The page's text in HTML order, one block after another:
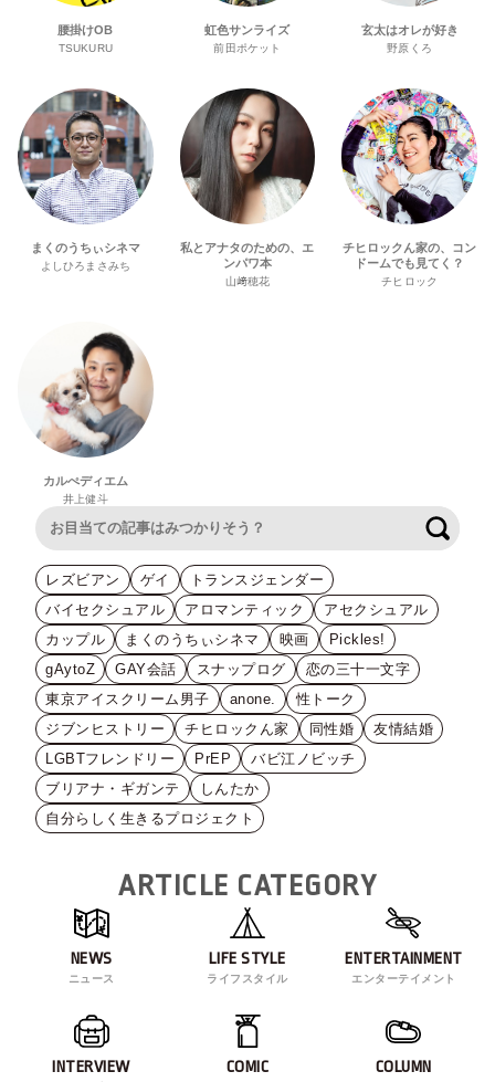
腰掛けOB
TSUKURU
虹色サンライズ
前田ポケット
玄太はオレが好き
野原くろ
まくのうちぃシネマ
よしひろまさみち
私とアナタのための、エ
ンパワ本
山﨑穂花
チヒロックん家の、コン
ドームでも見てく？
チヒロック
カルぺディエム
井上健斗
レズビアン ゲイ
トランスジェンダー
バイセクシュアル
アロマンティック
アセクシュアル
カップル
まくのうちぃシネマ 映画
Pickles!
gAytoZ
GAY会話 スナップログ
恋の三十一文字
東京アイスクリーム男子
anone.
性トーク
ジブンヒストリー
チヒロックん家 同性婚
友情結婚
LGBTフレンドリー
PrEP
バビ江ノビッチ
ブリアナ・ギガンテ
しんたか
自分らしく生きるプロジェクト
ARTICLE CATEGORY
NEWS
ニュース
LIFE STYLE
ライフスタイル
ENTERTAINMENT
エンターテイメント
INTERVIEW COMIC COLUMN